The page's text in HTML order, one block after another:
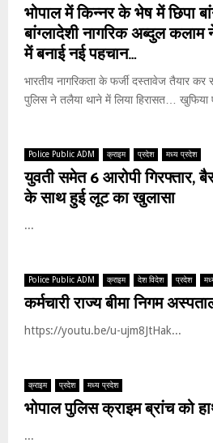
भोपाल में किन्नर के भेष में छिपा
बांग्लादेशी नागरिक अब्दुल
में बनाई नई पहचान…
भारतीय नागरिकता के फर्जी दस्तावेज तैयार कर
पुलिस ने तलैया थाने में लिया हिरासत… खुफिया
Police Public ADM क्राइम प्रदेश मध्य प्रदेश
युवती समेत 6 आरोपी गिरफ्तार,
के साथ हुई लूट का खुलासा
...
Police Public ADM क्राइम देश विदेश प्रदेश
कर्मचारी राज्‍य बीमा निगम
https://youtu.be/u-ujm8JtHak...
क्राइम प्रदेश मध्य प्रदेश
भोपाल पुलिस क्राइम ब्रांच को
...